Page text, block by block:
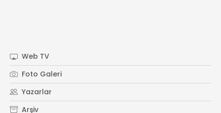
Web TV
Foto Galeri
Yazarlar
Arşiv